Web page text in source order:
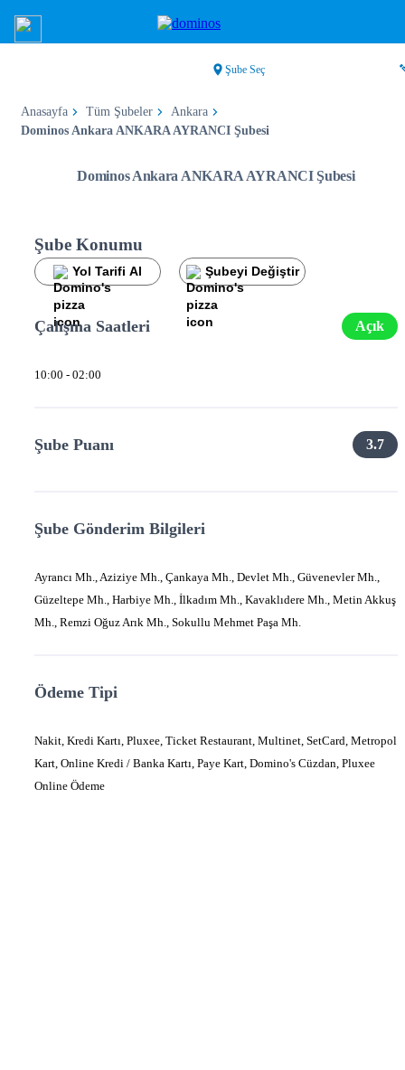
Şube Seç
Anasayfa Tüm Şubeler
Ankara
Dominos Ankara ANKARA AYRANCI Şubesi
Dominos Ankara ANKARA AYRANCI Şubesi
Şube Konumu
Yol Tarifi Al Şubeyi Değiştir
Çalışma Saatleri Açık
10:00 - 02:00
Şube Puanı 3.7
Şube Gönderim Bilgileri
Ayrancı Mh., Aziziye Mh., Çankaya Mh., Devlet Mh., Güvenevler Mh.,
Güzeltepe Mh., Harbiye Mh., İlkadım Mh., Kavaklıdere Mh., Metin Akkuş
Mh., Remzi Oğuz Arık Mh., Sokullu Mehmet Paşa Mh.
Ödeme Tipi
Nakit, Kredi Kartı, Pluxee, Ticket Restaurant, Multinet, SetCard, Metropol
Kart, Online Kredi / Banka Kartı, Paye Kart, Domino's Cüzdan, Pluxee
Online Ödeme